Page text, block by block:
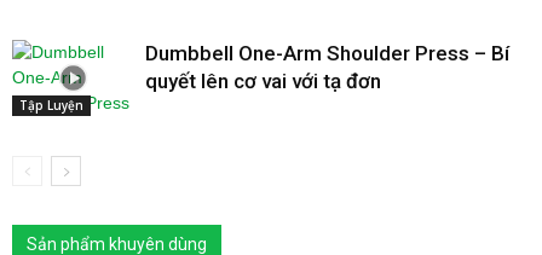
Tập Luyện
Dumbbell One-Arm Shoulder Press – Bí
quyết lên cơ vai với tạ đơn
Sản phẩm khuyên dùng